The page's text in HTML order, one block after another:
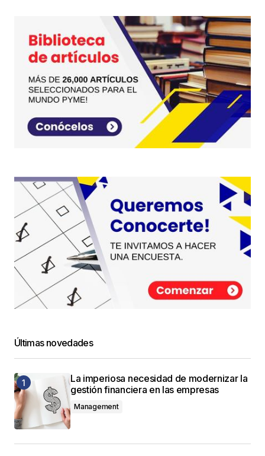
Últimas novedades
La imperiosa necesidad de modernizar la
gestión financiera en las empresas
Management